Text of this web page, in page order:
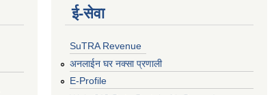
ई‍-सेवा
SuTRA Revenue
अनलाईन घर नक्सा प्रणाली
E-Profile